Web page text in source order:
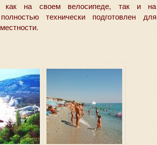
как на своем велосипеде, так и на
технически подготовлен для